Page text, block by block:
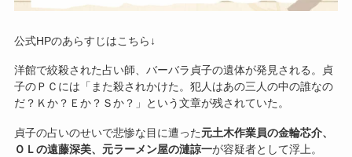
公式HPのあらすじはこちら↓
洋館で絞殺された占い師、バーバラ貞子の遺体が発見される。貞
子のＰＣには「また殺されかけた。犯人はあの三人の中の誰なの
だ？Ｋか？Ｅか？Ｓか？」という文章が残されていた。
貞子の占いのせいで悲惨な目に遭った元土木作業員の金輪芯介、
ＯＬの遠藤深美、元ラーメン屋の漣諒一が容疑者として浮上。